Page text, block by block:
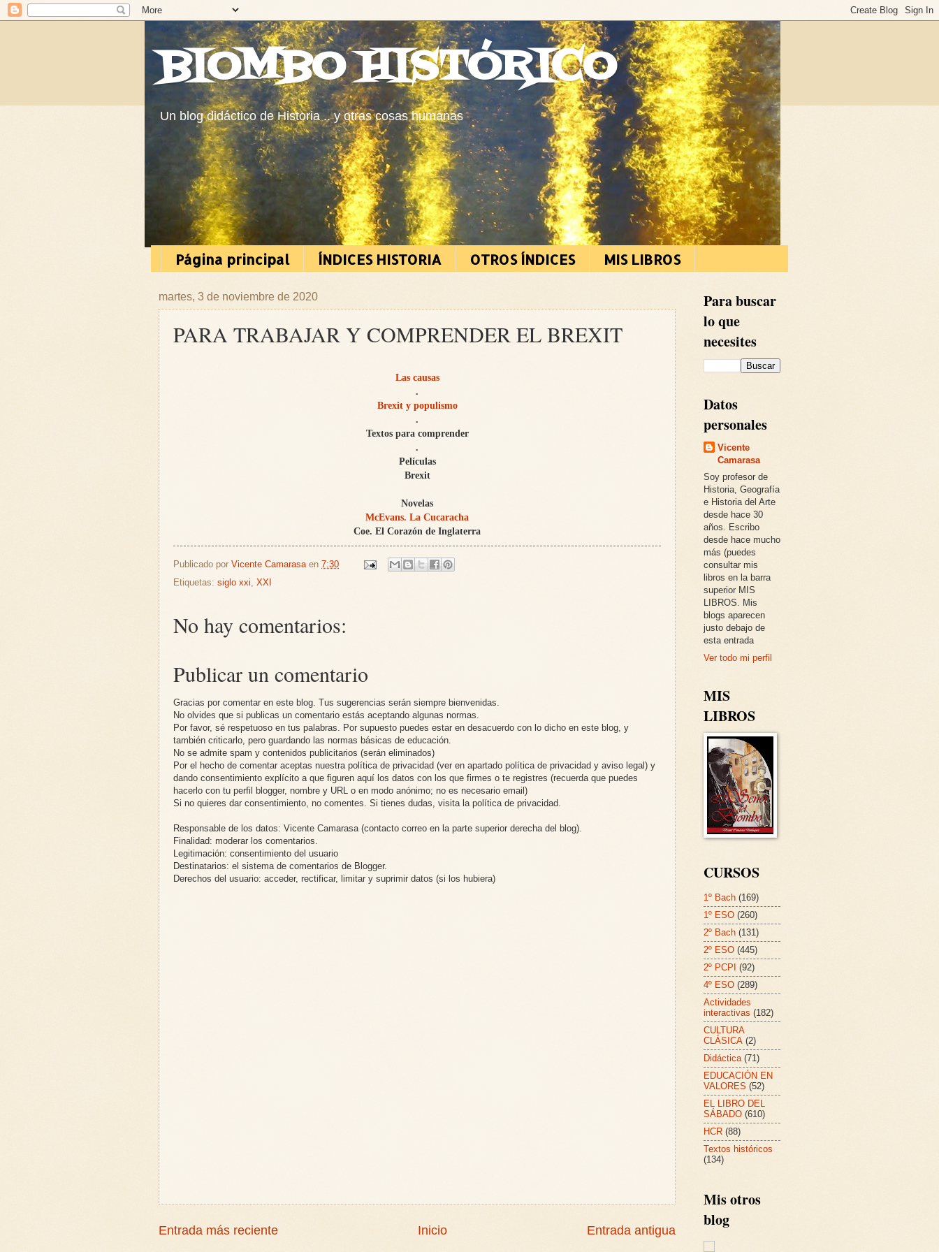
BIOMBO HISTÓRICO
Un blog didáctico de Historia .. y otras cosas humanas
Página principal ÍNDICES HISTORIA OTROS ÍNDICES MIS LIBROS
martes, 3 de noviembre de 2020
PARA TRABAJAR Y COMPRENDER EL BREXIT
Las causas
.
Brexit y populismo
.
Textos para comprender
.
Películas
Brexit
Novelas
McEvans. La Cucaracha
Coe. El Corazón de Inglaterra
Publicado por Vicente Camarasa en 7:30
Etiquetas: siglo xxi, XXI
No hay comentarios:
Publicar un comentario
Gracias por comentar en este blog. Tus sugerencias serán siempre bienvenidas.
No olvides que si publicas un comentario estás aceptando algunas normas.
Por favor, sé respetuoso en tus palabras. Por supuesto puedes estar en desacuerdo con lo dicho en este blog, y
también criticarlo, pero guardando las normas básicas de educación.
No se admite spam y contenidos publicitarios (serán eliminados)
Por el hecho de comentar aceptas nuestra política de privacidad (ver en apartado política de privacidad y aviso legal) y
dando consentimiento explícito a que figuren aquí los datos con los que firmes o te registres (recuerda que puedes
hacerlo con tu perfil blogger, nombre y URL o en modo anónimo; no es necesario email)
Si no quieres dar consentimiento, no comentes. Si tienes dudas, visita la política de privacidad.
Responsable de los datos: Vicente Camarasa (contacto correo en la parte superior derecha del blog).
Finalidad: moderar los comentarios.
Legitimación: consentimiento del usuario
Destinatarios: el sistema de comentarios de Blogger.
Derechos del usuario: acceder, rectificar, limitar y suprimir datos (si los hubiera)
Entrada más reciente Entrada antigua
Inicio
Para buscar
lo que
necesites
Datos
personales
Vicente
Camarasa
Soy profesor de
Historia, Geografía
e Historia del Arte
desde hace 30
años. Escribo
desde hace mucho
más (puedes
consultar mis
libros en la barra
superior MIS
LIBROS. Mis
blogs aparecen
justo debajo de
esta entrada
Ver todo mi perfil
MIS
LIBROS
CURSOS
1º Bach (169)
1º ESO (260)
2º Bach (131)
2º ESO (445)
2º PCPI (92)
4º ESO (289)
Actividades
interactivas (182)
CULTURA
CLÁSICA (2)
Didáctica (71)
EDUCACIÓN EN
VALORES (52)
EL LIBRO DEL
SÁBADO (610)
HCR (88)
Textos históricos
(134)
Mis otros
blog